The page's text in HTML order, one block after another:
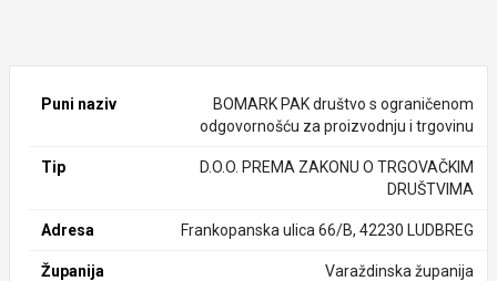
Puni naziv
BOMARK PAK društvo s ograničenom
odgovornošću za proizvodnju i trgovinu
Tip
D.O.O. PREMA ZAKONU O TRGOVAČKIM
DRUŠTVIMA
Adresa Frankopanska ulica 66/B, 42230 LUDBREG
Županija Varaždinska županija